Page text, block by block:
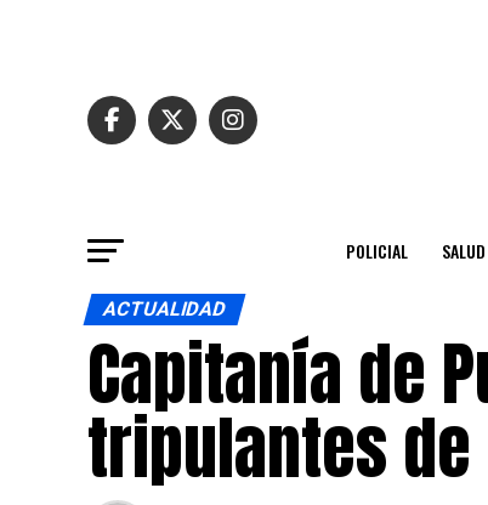
POLICIAL SALUD
ACTUALIDAD
Capitanía de
tripulantes